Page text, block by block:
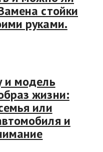
стойки
руками.
и модель
жизни:
или
и